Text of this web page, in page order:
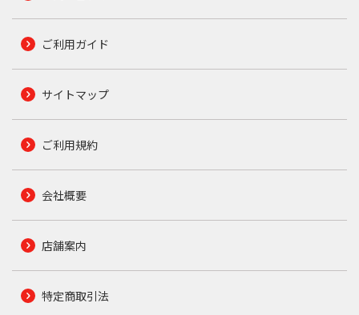
ご利用ガイド
サイトマップ
ご利用規約
会社概要
店舗案内
特定商取引法